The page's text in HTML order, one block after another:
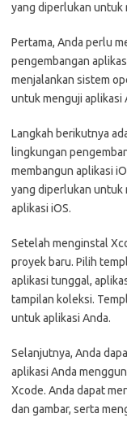
yang diperlukan untuk
Pertama, Anda perlu
pengembangan
menjalankan sistem
untuk menguji aplikasi
Langkah berikutnya
lingkungan
membangun aplikasi
yang diperlukan untuk
aplikasi iOS.
Setelah menginstal
proyek baru. Pilih
aplikasi tunggal,
tampilan koleksi.
untuk aplikasi Anda.
Selanjutnya, Anda
aplikasi Anda
Xcode. Anda dapat
dan gambar, serta